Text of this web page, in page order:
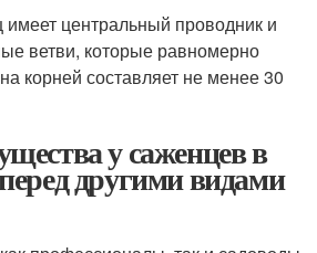
центральный проводник и
ветви, которые равномерно
корней составляет не менее 30
у саженцев в
другими видами